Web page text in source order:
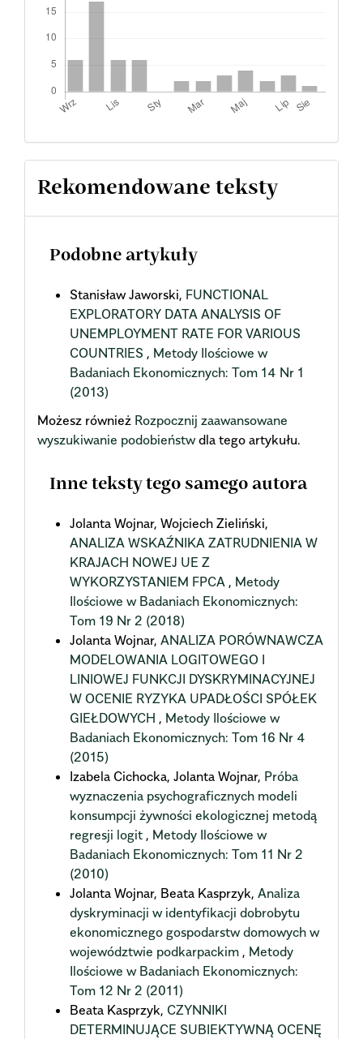
Rekomendowane teksty
Podobne artykuły
Stanisław Jaworski, FUNCTIONAL
EXPLORATORY DATA ANALYSIS OF
UNEMPLOYMENT RATE FOR VARIOUS
COUNTRIES , Metody Ilościowe w
Badaniach Ekonomicznych: Tom 14 Nr 1
(2013)
Możesz również Rozpocznij zaawansowane
wyszukiwanie podobieństwdla tego artykułu.
Inne teksty tego samego autora
Jolanta Wojnar, Wojciech Zieliński,
ANALIZA WSKAŹNIKA ZATRUDNIENIA W
KRAJACH NOWEJ UE Z
WYKORZYSTANIEM FPCA , Metody
Ilościowe w Badaniach Ekonomicznych:
Tom 19 Nr 2 (2018)
Jolanta Wojnar, ANALIZA PORÓWNAWCZA
MODELOWANIA LOGITOWEGO I
LINIOWEJ FUNKCJI DYSKRYMINACYJNEJ
W OCENIE RYZYKA UPADŁOŚCI SPÓŁEK
GIEŁDOWYCH , Metody Ilościowe w
Badaniach Ekonomicznych: Tom 16 Nr 4
(2015)
Izabela Cichocka, Jolanta Wojnar, Próba
wyznaczenia psychograficznych modeli
konsumpcji żywności ekologicznej metodą
regresji logit , Metody Ilościowe w
Badaniach Ekonomicznych: Tom 11 Nr 2
(2010)
Jolanta Wojnar, Beata Kasprzyk, Analiza
dyskryminacji w identyfikacji dobrobytu
ekonomicznego gospodarstw domowych w
województwie podkarpackim , Metody
Ilościowe w Badaniach Ekonomicznych:
Tom 12 Nr 2 (2011)
Beata Kasprzyk, CZYNNIKI
DETERMINUJĄCE SUBIEKTYWNĄ OCENĘ